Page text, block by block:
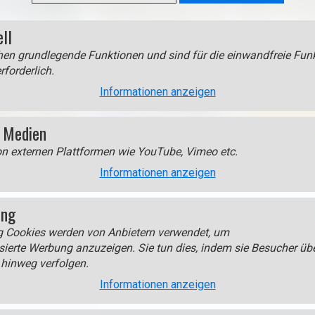
speichern unter)
grundlegende Funktionen und sind für die einwandfreie
Informationen anzeigen
externen Plattformen wie YouTube, Vimeo etc.
Informationen anzeigen
Cookies werden von Anbietern verwendet, um
Werbung anzuzeigen. Sie tun dies, indem sie Besucher
verfolgen.
Informationen anzeigen